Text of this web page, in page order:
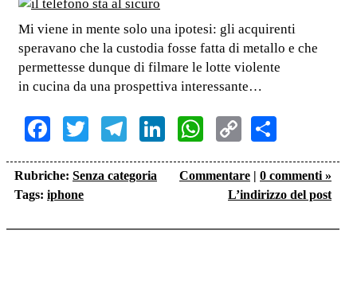
Mi viene in mente solo una ipotesi: gli acquirenti
speravano che la custodia fosse fatta di metallo e che
permettesse dunque di filmare le lotte violente
in cucina da una prospettiva interessante…
Facebook
TwitterTelegram
LinkedInWhatsApp
Copy
Link
Rubriche: Senza categoria
Tags: iphone
Commentare | 0 commenti »
L’indirizzo del post